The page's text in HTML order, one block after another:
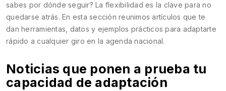
sabes por dónde seguir? La flexibilidad es la clave para no
quedarse atrás. En esta sección reunimos artículos que te
dan herramientas, datos y ejemplos prácticos para adaptarte
rápido a cualquier giro en la agenda nacional.
Noticias que ponen a prueba tu
capacidad de adaptación